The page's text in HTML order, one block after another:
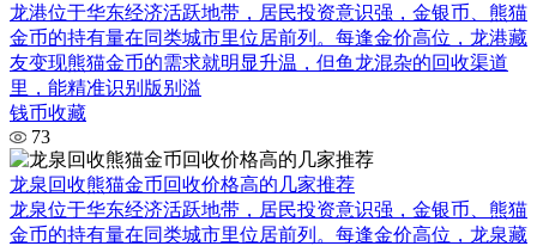
龙港位于华东经济活跃地带，居民投资意识强，金银币、熊猫
金币的持有量在同类城市里位居前列。每逢金价高位，龙港藏
友变现熊猫金币的需求就明显升温，但鱼龙混杂的回收渠道
里，能精准识别版别溢
钱币收藏
73
龙泉回收熊猫金币回收价格高的几家推荐
龙泉位于华东经济活跃地带，居民投资意识强，金银币、熊猫
金币的持有量在同类城市里位居前列。每逢金价高位，龙泉藏